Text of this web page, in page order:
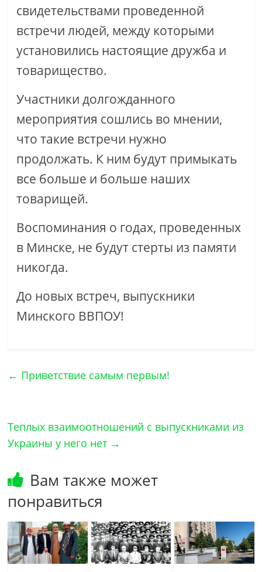
свидетельствами проведенной
встречи людей, между которыми
установились настоящие дружба и
товарищество.
Участники долгожданного
мероприятия сошлись во мнении,
что такие встречи нужно
продолжать. К ним будут примыкать
все больше и больше наших
товарищей.
Воспоминания о годах, проведенных
в Минске, не будут стерты из памяти
никогда.
До новых встреч, выпускники
Минского ВВПОУ!
← Приветствие самым первым!
Теплых взаимоотношений с выпускниками из
Украины у него нет →
Вам также может
понравиться